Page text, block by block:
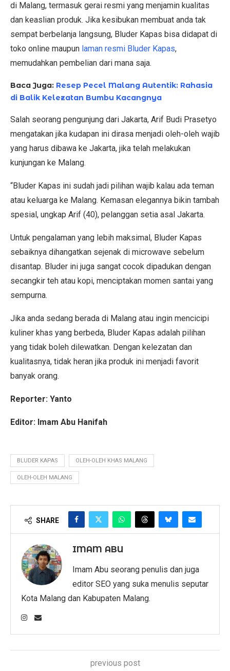
di Malang, termasuk gerai resmi yang menjamin kualitas
dan keaslian produk. Jika kesibukan membuat anda tak
sempat berbelanja langsung, Bluder Kapas bisa didapat di
toko online maupun laman resmi Bluder Kapas,
memudahkan pembelian dari mana saja.
Baca Juga: Resep Pecel Malang Autentik: Rahasia
di Balik Kelezatan Bumbu Kacangnya
Salah seorang pengunjung dari Jakarta, Arif Budi Prasetyo
mengatakan jika kudapan ini dirasa menjadi oleh-oleh wajib
yang harus dibawa ke Jakarta, jika telah melakukan
kunjungan ke Malang.
“Bluder Kapas ini sudah jadi pilihan wajib kalau ada teman
atau keluarga ke Malang. Kemasan elegannya bikin tambah
spesial, ungkap Arif (40), pelanggan setia asal Jakarta.
Untuk pengalaman yang lebih maksimal, Bluder Kapas
sebaiknya dihangatkan sejenak di microwave sebelum
disantap. Bluder ini juga sangat cocok dipadukan dengan
secangkir teh atau kopi, menciptakan momen santai yang
sempurna.
Jika anda sedang berada di Malang atau ingin mencicipi
kuliner khas yang berbeda, Bluder Kapas adalah pilihan
yang tidak boleh dilewatkan. Dengan kelezatan dan
kualitasnya, tidak heran jika produk ini menjadi favorit
banyak orang.
Reporter: Yanto
Editor: Imam Abu Hanifah
BLUDER KAPAS OLEH-OLEH KHAS MALANG
OLEH-OLEH MALANG
SHARE
IMAM ABU
Imam Abu seorang penulis dan juga
editor SEO yang suka menulis seputar
Kota Malang dan Kabupaten Malang.
previous post